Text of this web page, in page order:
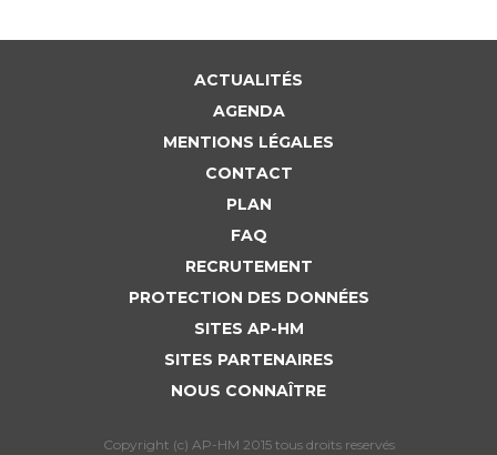
ACTUALITÉS
AGENDA
MENTIONS LÉGALES
CONTACT
PLAN
FAQ
RECRUTEMENT
PROTECTION DES DONNÉES
SITES AP-HM
SITES PARTENAIRES
NOUS CONNAÎTRE
Copyright (c) AP-HM 2015 tous droits reservés